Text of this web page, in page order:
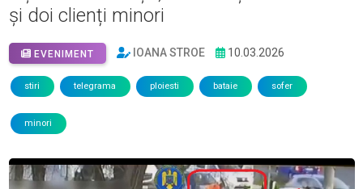
și doi clienți minori
EVENIMENT IOANA STROE 10.03.2026
stiri telegrama ploiesti bataie sofer
minori